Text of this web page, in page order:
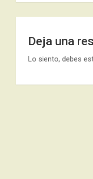
entradas
Deja una
Lo siento, debes